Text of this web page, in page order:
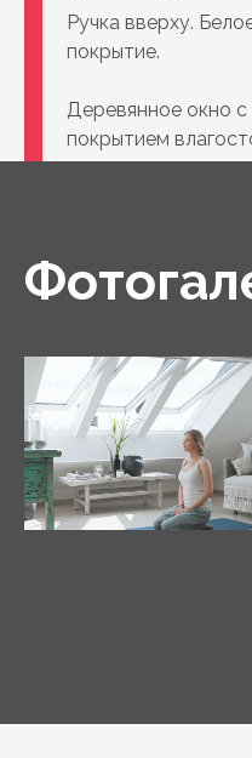
Ручка вверху.
покрытие.
Деревянное окно
покрытием
что делает его